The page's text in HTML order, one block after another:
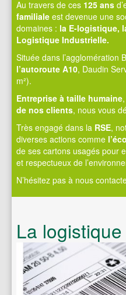
Au travers de ces 125 ans
familiale est devenue une
domaines : la E-logistique,
Logistique Industrielle.
Située dans l’agglomération
l’autoroute A10, Daudin
m²).
Entreprise à taille humaine
de nos clients, nous vous
Très engagé dans la RSE,
diverses actions comme
de ses cartons usagés pour
et respectueux de
N’hésitez pas à nous
La